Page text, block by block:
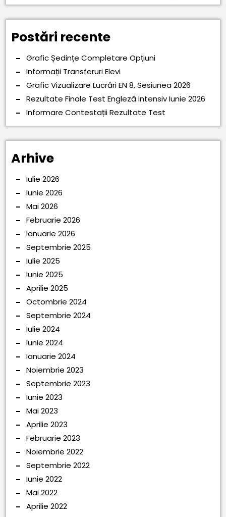
Postări recente
Grafic Ședințe Completare Opțiuni
Informații Transferuri Elevi
Grafic Vizualizare Lucrări EN 8, Sesiunea 2026
Rezultate Finale Test Engleză Intensiv Iunie 2026
Informare Contestații Rezultate Test
Arhive
Iulie 2026
Iunie 2026
Mai 2026
Februarie 2026
Ianuarie 2026
Septembrie 2025
Iulie 2025
Iunie 2025
Aprilie 2025
Octombrie 2024
Septembrie 2024
Iulie 2024
Iunie 2024
Ianuarie 2024
Noiembrie 2023
Septembrie 2023
Iunie 2023
Mai 2023
Aprilie 2023
Februarie 2023
Noiembrie 2022
Septembrie 2022
Iunie 2022
Mai 2022
Aprilie 2022